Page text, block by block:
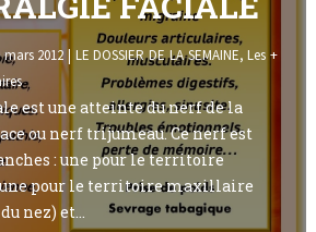
mars 2012 | LE DOSSIER DE LA SEMAINE,Les +
est une atteinte du nerf de la
ou nerf trijumeau. Ce nerf est
: une pour le territoire
pour le territoire maxillaire
nez) et...